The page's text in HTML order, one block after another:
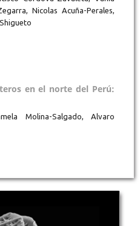
Nicolas Acuña-Perales,
en el norte del Perú:
Molina-Salgado, Alvaro